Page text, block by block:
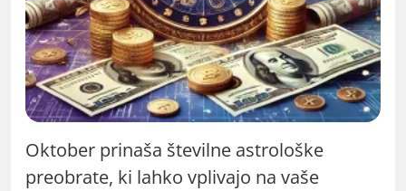
Oktober prinaša številne astrološke
preobrate, ki lahko vplivajo na vaše